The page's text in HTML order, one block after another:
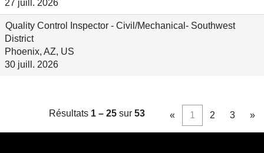
27 juill. 2026
Quality Control Inspector - Civil/Mechanical- Southwest
District
Phoenix, AZ, US
30 juill. 2026
Résultats 1 – 25 sur 53 « 1 2 3 »